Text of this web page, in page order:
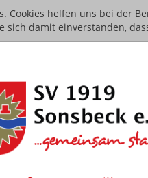
Cookies helfen uns bei der
damit einverstanden,